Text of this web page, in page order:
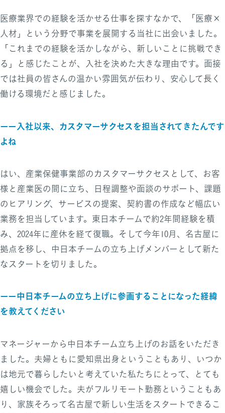
医療業界での経験を活かせる仕事を探すなかで、「医療×
人材」という分野で事業を展開する当社に出会いました。
「これまでの経験を活かしながら、新しいことに挑戦でき
る」と感じたことが、入社を決めた大きな理由です。面接
では社員の皆さんの温かい雰囲気が伝わり、安心して長く
働ける環境だと感じました。
ーー入社以来、カスタマーサクセスを担当されてきたんです
よね
はい、産業保健事業部のカスタマーサクセスとして、お客
様と産業医の間に立ち、日程調整や面談のサポート、課題
のヒアリング、サービスの提案、契約書の作成など幅広い
業務を担当しています。東日本チームで約2年間経験を積
み、2024年に産休を経て復職。そして今年10月、名古屋に
拠点を移し、中日本チームの立ち上げメンバーとして新た
なスタートを切りました。
ーー中日本チームの立ち上げに参画することになった経緯
を教えてください
マネージャーから中日本チーム立ち上げのお話をいただき
ました。夫婦ともに愛知県出身ということもあり、いつか
は地元で暮らしたいと考えていた私たちにとって、とても
嬉しい機会でした。夫がフルリモート勤務ということもあ
り、家族そろって名古屋で新しい生活をスタートできるこ